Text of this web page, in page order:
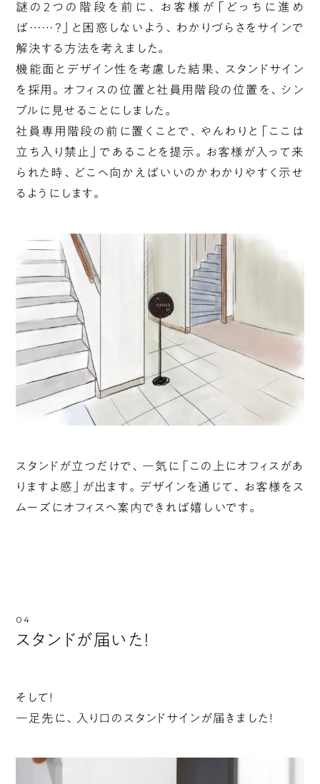
謎の2つの階段を前に、お客様が「どっちに進め
ば……？」と困惑しないよう、わかりづらさをサインで
解決する方法を考えました。
機能面とデザイン性を考慮した結果、スタンドサイン
を採用。オフィスの位置と社員用階段の位置を、シン
プルに見せることにしました。
社員専用階段の前に置くことで、やんわりと「ここは
立ち入り禁止」であることを提示。お客様が入って来
られた時、どこへ向かえばいいのかわかりやすく示せ
るようにします。
スタンドが立つだけで、一気に「この上にオフィスがあ
りますよ感」が出ます。デザインを通じて、お客様をス
ムーズにオフィスへ案内できれば嬉しいです。
スタンドが届いた！
そして！
一足先に、入り口のスタンドサインが届きました！